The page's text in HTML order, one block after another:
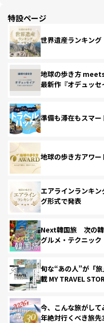
特設ページ
世界遺産ランキング
地球の歩き方
最新作『オデュッセ
準備も滞在もスマ
地球の歩き方アワ
エアラインランキ
グ形式で発表
Next韓国旅 次の韓
グルメ・テクニック
旬な“あの人”が「
載 MY TRAVEL
今、こんな旅がし
年絶対行くべき旅先